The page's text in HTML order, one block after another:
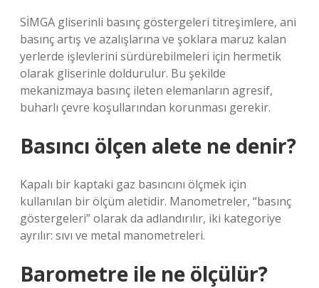
SİMGA gliserinli basınç göstergeleri titreşimlere, ani
basınç artış ve azalışlarına ve şoklara maruz kalan
yerlerde işlevlerini sürdürebilmeleri için hermetik
olarak gliserinle doldurulur. Bu şekilde
mekanizmaya basınç ileten elemanların agresif,
buharlı çevre koşullarından korunması gerekir.
Basıncı ölçen alete ne denir?
Kapalı bir kaptaki gaz basıncını ölçmek için
kullanılan bir ölçüm aletidir. Manometreler, “basınç
göstergeleri” olarak da adlandırılır, iki kategoriye
ayrılır: sıvı ve metal manometreleri.
Barometre ile ne ölçülür?